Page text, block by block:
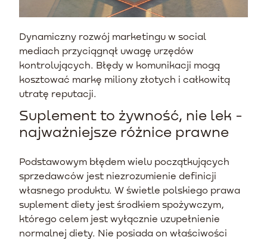
Dynamiczny rozwój marketingu w social
mediach przyciągnął uwagę urzędów
kontrolujących. Błędy w komunikacji mogą
kosztować markę miliony złotych i całkowitą
utratę reputacji.
Suplement to żywność, nie lek -
najważniejsze różnice prawne
Podstawowym błędem wielu początkujących
sprzedawców jest niezrozumienie definicji
własnego produktu. W świetle polskiego prawa
suplement diety jest środkiem spożywczym,
którego celem jest wyłącznie uzupełnienie
normalnej diety. Nie posiada on właściwości